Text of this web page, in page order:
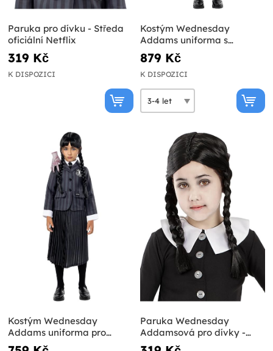
Paruka pro dívku - Středa
oficiální Netflix
319 Kč
K DISPOZICI
Kostým Wednesday
Addams uniforma s
parukou pro dívky -
Oficiální Netflix
879 Kč
K DISPOZICI
Kostým Wednesday
Addams uniforma pro
dívky - Oficiální Netflix
Paruka Wednesday
Addamsová pro dívky -
Addamsova rodina